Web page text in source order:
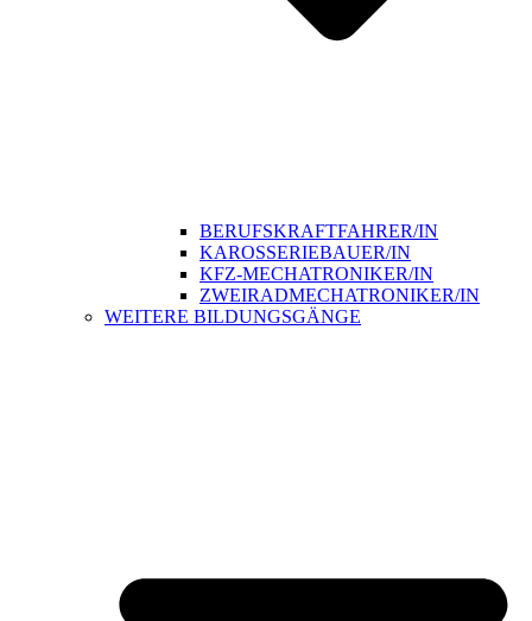
BERUFSKRAFTFAHRER/IN
KAROSSERIEBAUER/IN
KFZ-MECHATRONIKER/IN
ZWEIRADMECHATRONIKER/IN
WEITERE BILDUNGSGÄNGE